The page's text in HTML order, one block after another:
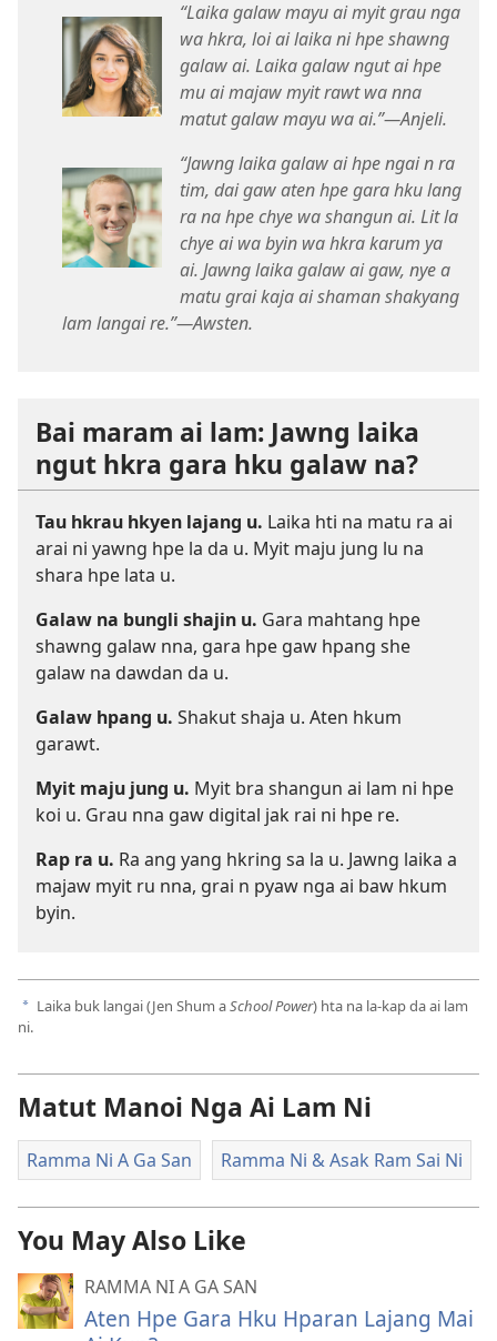
“Laika galaw mayu ai myit grau nga
wa hkra, loi ai laika ni hpe shawng
galaw ai. Laika galaw ngut ai hpe
mu ai majaw myit rawt wa nna
matut galaw mayu wa ai.”​—Anjeli.
“Jawng laika galaw ai hpe ngai n ra
tim, dai gaw aten hpe gara hku lang
ra na hpe chye wa shangun ai. Lit la
chye ai wa byin wa hkra karum ya
ai. Jawng laika galaw ai gaw, nye a
matu grai kaja ai shaman shakyang
lam langai re.”​—Awsten.
Bai maram ai lam: Jawng laika
ngut hkra gara hku galaw na?
Tau hkrau hkyen lajang u. Laika hti na matu ra ai
arai ni yawng hpe la da u. Myit maju jung lu na
shara hpe lata u.
Galaw na bungli shajin u. Gara mahtang hpe
shawng galaw nna, gara hpe gaw hpang she
galaw na dawdan da u.
Galaw hpang u. Shakut shaja u. Aten hkum
garawt.
Myit maju jung u. Myit bra shangun ai lam ni hpe
koi u. Grau nna gaw digital jak rai ni hpe re.
Rap ra u. Ra ang yang hkring sa la u. Jawng laika a
majaw myit ru nna, grai n pyaw nga ai baw hkum
byin.
a Laika buk langai (Jen Shum aSchool Power) hta na la-kap da ai lam
ni.
Matut Manoi Nga Ai Lam Ni
Ramma Ni A Ga San Ramma Ni & Asak Ram Sai Ni
You May Also Like
RAMMA NI A GA SAN
Aten Hpe Gara Hku Hparan Lajang Mai